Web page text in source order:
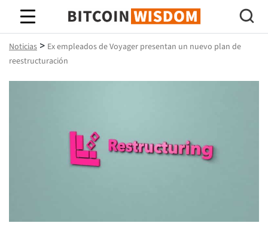
Sabiduría de Bitcoin
Noticias > Ex empleados de Voyager presentan un nuevo plan de
reestructuración